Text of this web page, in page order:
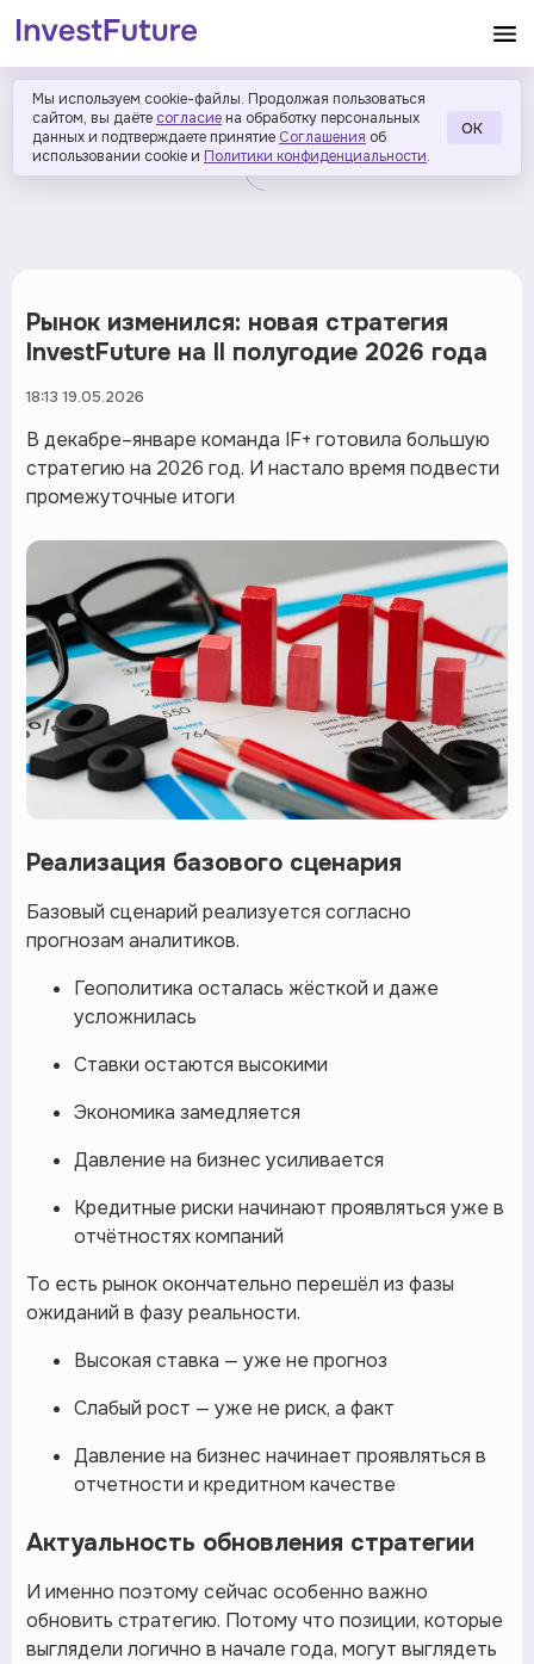
Мы используем cookie-файлы. Продолжая пользоваться
сайтом, вы даёте согласие на обработку персональных
данных и подтверждаете принятие Соглашения об
использовании cookie и Политики конфиденциальности.
ОК
Рынок изменился: новая стратегия
InvestFuture на II полугодие 2026 года
18:13 19.05.2026
В декабре–январе команда IF+ готовила большую
стратегию на 2026 год. И настало время подвести
промежуточные итоги
Реализация базового сценария
Базовый сценарий реализуется согласно
прогнозам аналитиков.
Геополитика осталась жёсткой и даже
усложнилась
Ставки остаются высокими
Экономика замедляется
Давление на бизнес усиливается
Кредитные риски начинают проявляться уже в
отчётностях компаний
То есть рынок окончательно перешёл из фазы
ожиданий в фазу реальности.
Высокая ставка — уже не прогноз
Слабый рост — уже не риск, а факт
Давление на бизнес начинает проявляться в
отчетности и кредитном качестве
Актуальность обновления стратегии
И именно поэтому сейчас особенно важно
обновить стратегию. Потому что позиции, которые
выглядели логично в начале года, могут выглядеть